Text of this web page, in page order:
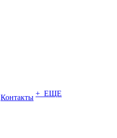
Контакты + ЕЩЕ